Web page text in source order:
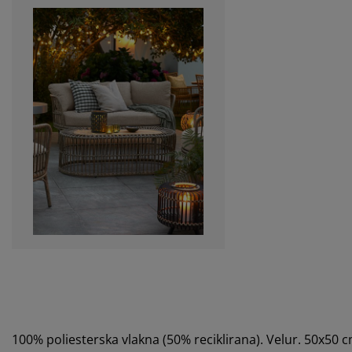
100% poliesterska vlakna (50% reciklirana). Velur. 50x50